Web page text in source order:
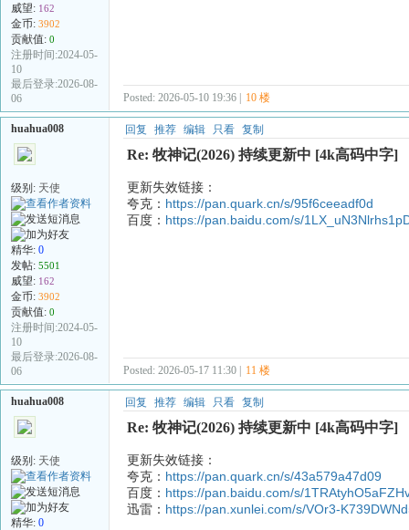
威望: 162
金币: 3902
贡献值: 0
注册时间:2024-05-
10
最后登录:2026-08-
06
Posted: 2026-05-10 19:36 | 10 楼
huahua008
级别: 天使
精华: 0
发帖: 5501
威望: 162
金币: 3902
贡献值: 0
注册时间:2024-05-
10
最后登录:2026-08-
06
回复 推荐 编辑 只看 复制
Re: 牧神记(2026) 持续更新中 [4k高码中字]
更新失效链接：
夸克： https://pan.quark.cn/s/95f6ceeadf0d
百度： https://pan.baidu.com/s/
Posted: 2026-05-17 11:30 | 11 楼
huahua008
级别: 天使
精华: 0
回复 推荐 编辑 只看 复制
Re: 牧神记(2026) 持续更新中 [4k高码中字]
更新失效链接：
夸克： https://pan.quark.cn/s/43a579a47d09
百度： https://pan.baidu.com/s/
迅雷： https://pan.xunlei.com/s/VOr3-